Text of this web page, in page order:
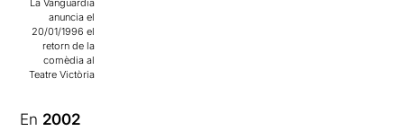
La Vanguardia
anuncia el
20/01/1996 el
retorn de la
comèdia al
Teatre Victòria
En 2002